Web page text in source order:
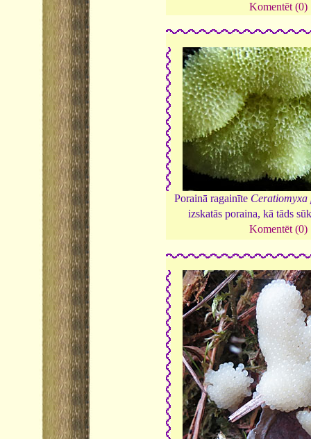
Komentēt (0)
Porainā ragainīte Ceratiomyxa
izskatās poraina, kā tāds
Komentēt (0)